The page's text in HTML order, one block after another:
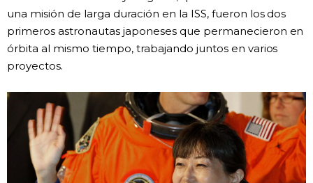
una misión de larga duración en la ISS, fueron los dos
primeros astronautas japoneses que permanecieron en
órbita al mismo tiempo, trabajando juntos en varios
proyectos.